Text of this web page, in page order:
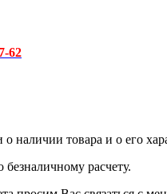
62
товара и о его
расчету.